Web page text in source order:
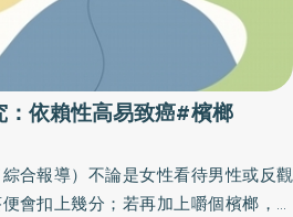
人的28倍；若嚼檳榔又吸菸，罹患口
果吸菸、喝酒加上嚼檳榔，罹患口腔
賴性高 嚼檳榔會成癮！而值得注意的
快感、幸福感、依賴性、唾液增加及
使嚼檳者的心理產生對物質的渴求，
，而無法停止使用，若停止使用，則會
慮等戒斷症候群。衛生局也呼籲，嚼
依賴性高易致癌#檳榔
合報導）不論是女性看待男性或反觀
會扣上幾分；若再加上嚼個檳榔，恐